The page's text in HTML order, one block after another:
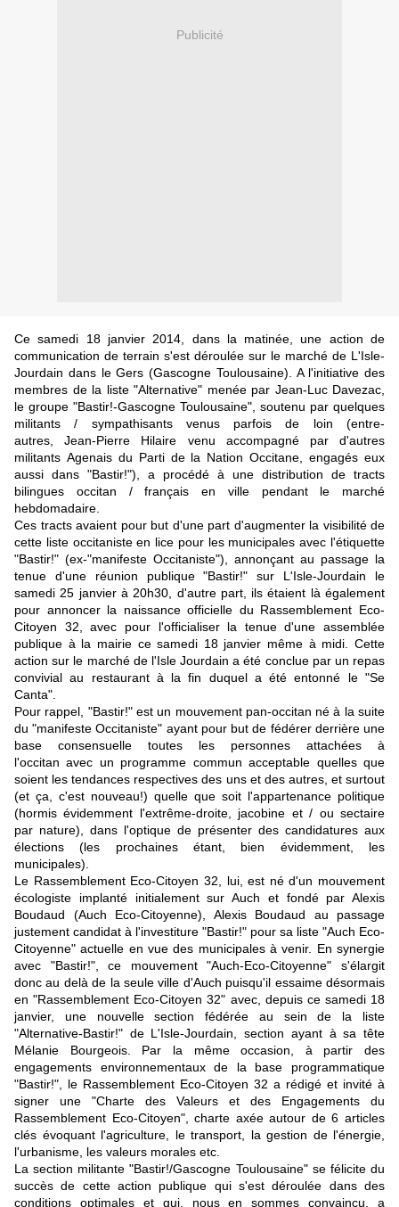
Publicité
Ce samedi 18 janvier 2014, dans la matinée, une action de
communication de terrain s'est déroulée sur le marché de L'Isle-
Jourdain dans le Gers (Gascogne Toulousaine). A l'initiative des
membres de la liste "Alternative" menée par Jean-Luc Davezac,
le groupe "Bastir!-Gascogne Toulousaine", soutenu par quelques
militants / sympathisants venus parfois de loin (entre-
autres, Jean-Pierre Hilaire venu accompagné par d'autres
militants Agenais du Parti de la Nation Occitane, engagés eux
aussi dans "Bastir!"), a procédé à une distribution de tracts
bilingues occitan / français en ville pendant le marché
hebdomadaire.
Ces tracts avaient pour but d'une part d'augmenter la visibilité de
cette liste occitaniste en lice pour les municipales avec l'étiquette
"Bastir!" (ex-"manifeste Occitaniste"), annonçant au passage la
tenue d'une réunion publique "Bastir!" sur L'Isle-Jourdain le
samedi 25 janvier à 20h30, d'autre part, ils étaient là également
pour annoncer la naissance officielle du Rassemblement Eco-
Citoyen 32, avec pour l'officialiser la tenue d'une assemblée
publique à la mairie ce samedi 18 janvier même à midi. Cette
action sur le marché de l'Isle Jourdain a été conclue par un repas
convivial au restaurant à la fin duquel a été entonné le "Se
Canta".
Pour rappel, "Bastir!" est un mouvement pan-occitan né à la suite
du "manifeste Occitaniste" ayant pour but de fédérer derrière une
base consensuelle toutes les personnes attachées à
l'occitan avec un programme commun acceptable quelles que
soient les tendances respectives des uns et des autres, et surtout
(et ça, c'est nouveau!) quelle que soit l'appartenance politique
(hormis évidemment l'extrême-droite, jacobine et / ou sectaire
par nature), dans l'optique de présenter des candidatures aux
élections (les prochaines étant, bien évidemment, les
municipales).
Le Rassemblement Eco-Citoyen 32, lui, est né d'un mouvement
écologiste implanté initialement sur Auch et fondé par Alexis
Boudaud (Auch Eco-Citoyenne), Alexis Boudaud au passage
justement candidat à l'investiture "Bastir!" pour sa liste "Auch Eco-
Citoyenne" actuelle en vue des municipales à venir. En synergie
avec "Bastir!", ce mouvement "Auch-Eco-Citoyenne" s'élargit
donc au delà de la seule ville d'Auch puisqu'il essaime désormais
en "Rassemblement Eco-Citoyen 32" avec, depuis ce samedi 18
janvier, une nouvelle section fédérée au sein de la liste
"Alternative-Bastir!" de L'Isle-Jourdain, section ayant à sa tête
Mélanie Bourgeois. Par la même occasion, à partir des
engagements environnementaux de la base programmatique
"Bastir!", le Rassemblement Eco-Citoyen 32 a rédigé et invité à
signer une "Charte des Valeurs et des Engagements du
Rassemblement Eco-Citoyen", charte axée autour de 6 articles
clés évoquant l'agriculture, le transport, la gestion de l'énergie,
l'urbanisme, les valeurs morales etc.
La section militante "Bastir!/Gascogne Toulousaine" se félicite du
succès de cette action publique qui s'est déroulée dans des
conditions optimales et qui, nous en sommes convaincu, a